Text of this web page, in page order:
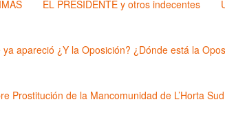
EL PRESIDENTE y otros indecentes
ya apareció ¿Y la Oposición? ¿Dónde está la
Prostitución de la Mancomunidad de L’Horta Sud